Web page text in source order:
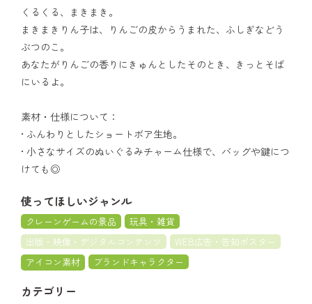
くるくる、まきまき。
まきまきりん子は、りんごの皮からうまれた、ふしぎなどう
ぶつのこ。
あなたがりんごの香りにきゅんとしたそのとき、きっとそば
にいるよ。
素材・仕様について：
• ふんわりとしたショートボア生地。
• 小さなサイズのぬいぐるみチャーム仕様で、バッグや鍵につ
けても◎
使ってほしいジャンル
クレーンゲームの景品
玩具・雑貨
出版・映像・デジタルコンテンツ
WEB広告・告知ポスター
アイコン素材
ブランドキャラクター
カテゴリー